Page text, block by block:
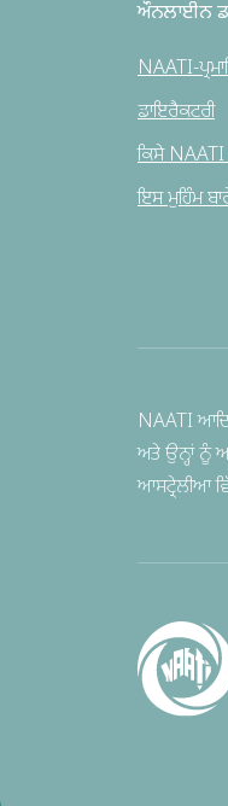
ਔਨਲਾਈਨ
NAATI-
ਡਾਇਰੈਕਟਰੀ
ਕਿਸੇ NAATI
ਇਸ ਮੁਹਿੰਮ
NAATI
ਅਤੇ ਉਨ੍ਹਾਂ ਨੂੰ
ਆਸਟ੍ਰੇਲੀਆ